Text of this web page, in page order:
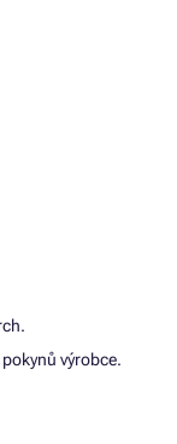
výrobce.